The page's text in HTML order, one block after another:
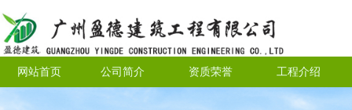
网站首页 公司简介 资质荣誉 工程介绍